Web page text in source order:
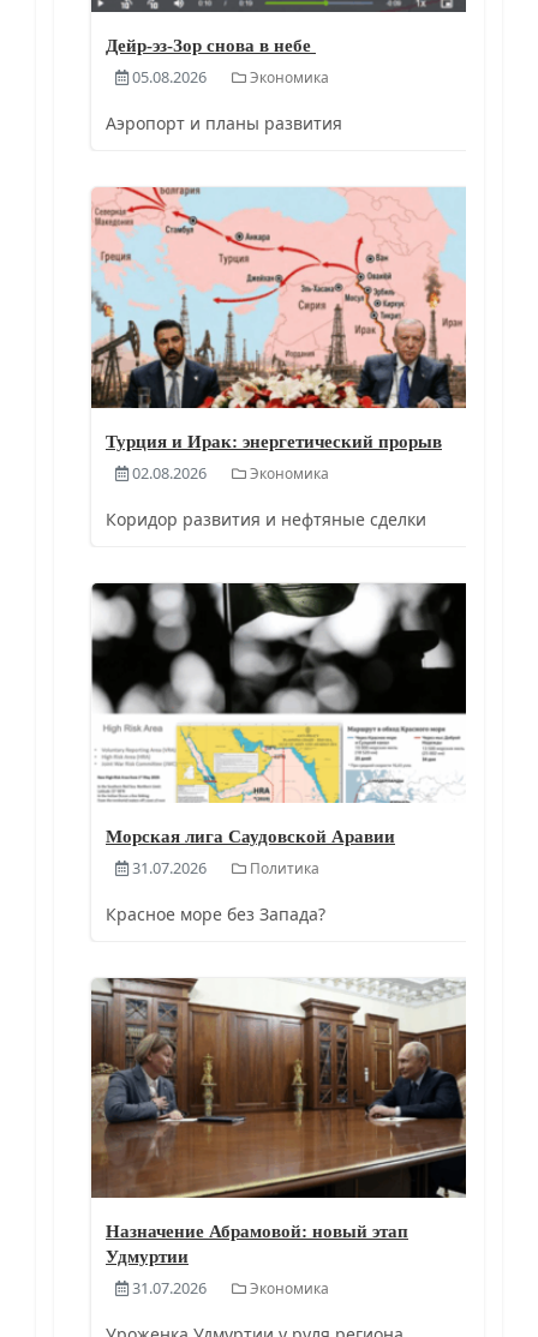
Дейр-эз-Зор снова в небе
05.08.2026 Экономика
Аэропорт и планы развития
Турция и Ирак: энергетический прорыв
02.08.2026 Экономика
Коридор развития и нефтяные сделки
Морская лига Саудовской Аравии
31.07.2026 Политика
Красное море без Запада?
Назначение Абрамовой: новый этап
Удмуртии
31.07.2026 Экономика